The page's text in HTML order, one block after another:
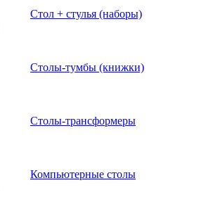
Стол + стулья (наборы)
Столы-тумбы (книжки)
Столы-трансформеры
Компьютерные столы